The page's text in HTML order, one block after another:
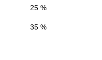
25 %
35 %